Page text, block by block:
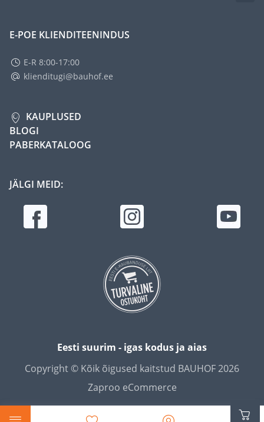
E-POE KLIENDITEENINDUS
E-R 8:00-17:00
klienditugi@bauhof.ee
KAUPLUSED
BLOGI
PABERKATALOOG
JÄLGI MEID:
Eesti suurim - igas kodus ja aias
Copyright © Kõik õigused kaitstud BAUHOF 2026
Zaproo eCommerce